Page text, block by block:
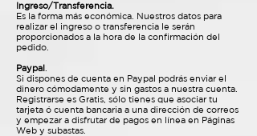
Ingreso/Transferencia.
Es la forma más económica. Nuestros datos para
realizar el ingreso o transferencia le serán
proporcionados a la hora de la confirmación del
pedido.
Paypal
Si dispones de cuenta en Paypal podrás enviar el
dinero cómodamente y sin gastos a nuestra cuenta.
Registrarse es Gratis, sólo tienes que asociar tu
tarjeta ó cuenta bancaria a una dirección de correos
y empezar a disfrutar de pagos en línea en Páginas
Web y subastas.